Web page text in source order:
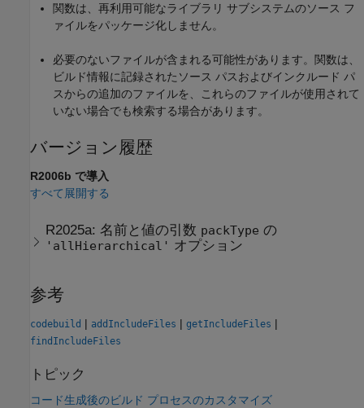
関数は、再利用可能なライブラリ サブシステムのソース フ
ァイルをパッケージ化しません。
必要のないファイルが含まれる可能性があります。関数は、
ビルド情報に記録されたソース パスおよびインクルード パ
スからの追加のファイルを、これらのファイルが使用されて
いない場合でも検索する場合があります。
バージョン履歴
R2006b で導入
すべて展開する
R2025a:名前と値の引数 packType の
'allHierarchical' オプション
参考
codebuild | addIncludeFiles | getIncludeFiles |
findIncludeFiles
トピック
コード生成後のビルド プロセスのカスタマイズ